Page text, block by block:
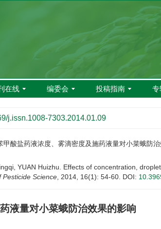
在线 编委会 投稿指南 专
j.issn.1008-7303.2014.01.09
酸盐药液浓度、雾滴密度及施药液量对小菜蛾防
YUAN Huizhu. Effects of concentration,
Pesticide Science , 2014, 16(1): 54-60. DOI:
液量对小菜蛾防治效果的影响